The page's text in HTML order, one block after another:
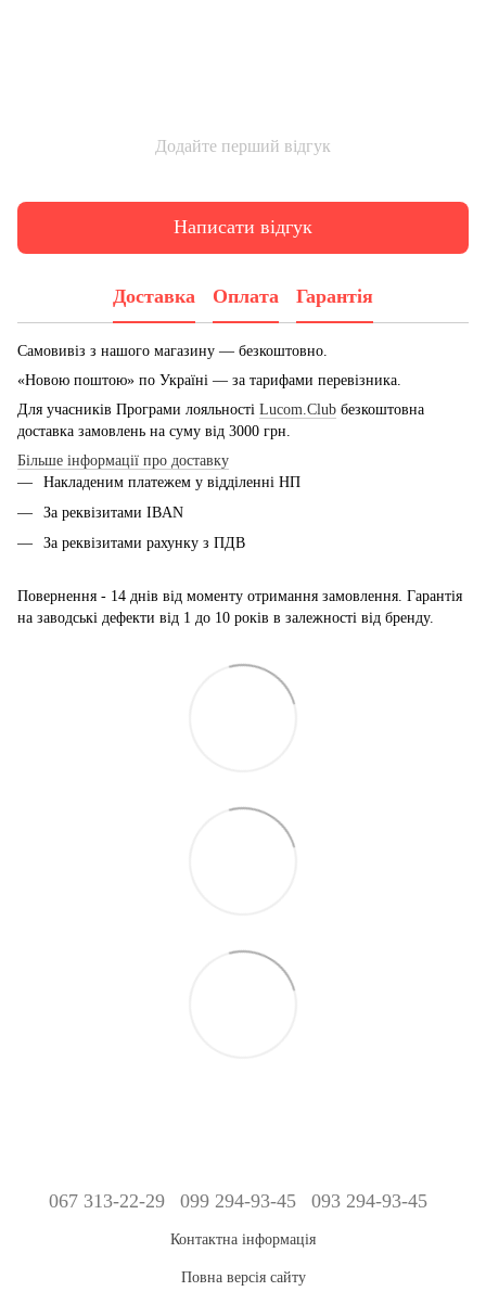
Додайте перший відгук
Написати відгук
Доставка Оплата Гарантія
Самовивіз з нашого магазину — безкоштовно.
«Новою поштою» по Україні — за тарифами перевізника.
Для учасників Програми лояльності Lucom.Club безкоштовна
доставка замовлень на суму від 3000 грн.
Більше інформації про доставку
Накладеним платежем у відділенні НП
За реквізитами IBAN
За реквізитами рахунку з ПДВ
Повернення - 14 днів від моменту отримання замовлення. Гарантія
на заводські дефекти від 1 до 10 років в залежності від бренду.
067 313-22-29 099 294-93-45 093 294-93-45
Контактна інформація
Повна версія сайту